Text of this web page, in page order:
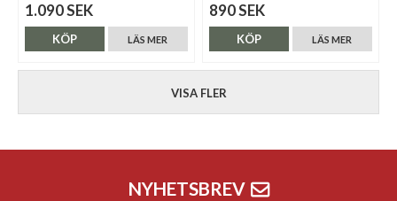
1.090 SEK
LÄS MER
KÖP
890 SEK
LÄS MER
KÖP
VISA FLER
NYHETSBREV